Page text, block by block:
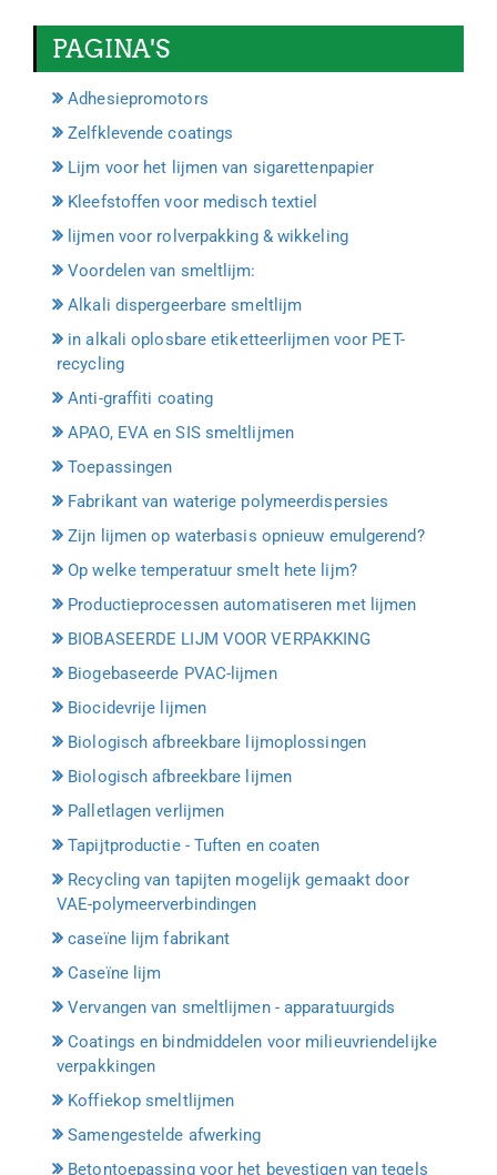
PAGINA'S
Adhesiepromotors
Zelfklevende coatings
Lijm voor het lijmen van sigarettenpapier
Kleefstoffen voor medisch textiel
lijmen voor rolverpakking & wikkeling
Voordelen van smeltlijm:
Alkali dispergeerbare smeltlijm
in alkali oplosbare etiketteerlijmen voor PET-
recycling
Anti-graffiti coating
APAO, EVA en SIS smeltlijmen
Toepassingen
Fabrikant van waterige polymeerdispersies
Zijn lijmen op waterbasis opnieuw emulgerend?
Op welke temperatuur smelt hete lijm?
Productieprocessen automatiseren met lijmen
BIOBASEERDE LIJM VOOR VERPAKKING
Biogebaseerde PVAC-lijmen
Biocidevrije lijmen
Biologisch afbreekbare lijmoplossingen
Biologisch afbreekbare lijmen
Palletlagen verlijmen
Tapijtproductie - Tuften en coaten
Recycling van tapijten mogelijk gemaakt door
VAE-polymeerverbindingen
caseïne lijm fabrikant
Caseïne lijm
Vervangen van smeltlijmen - apparatuurgids
Coatings en bindmiddelen voor milieuvriendelijke
verpakkingen
Koffiekop smeltlijmen
Samengestelde afwerking
Betontoepassing voor het bevestigen van tegels